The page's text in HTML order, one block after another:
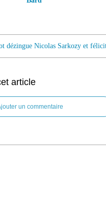
article
un commentaire